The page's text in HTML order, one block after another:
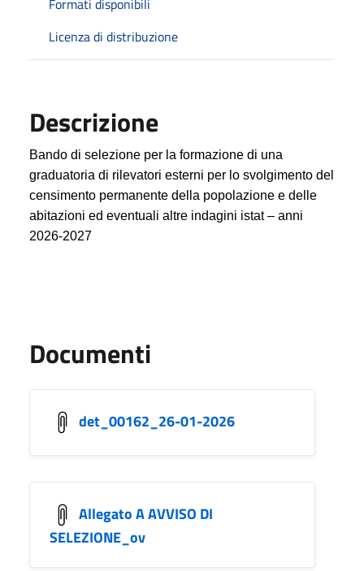
Licenza di distribuzione
Descrizione
Bando di selezione per la formazione di una
graduatoria di rilevatori esterni per lo svolgimento del
censimento permanente della popolazione e delle
abitazioni ed eventuali altre indagini istat – anni
2026-2027
Documenti
det_00162_26-01-2026
Allegato A AVVISO DI
SELEZIONE_ov